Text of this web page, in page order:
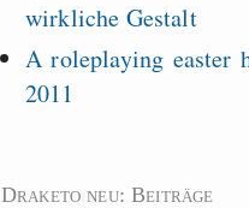
wirkliche Gestalt
A roleplaying easter
2011
Draketo neu: Beiträge